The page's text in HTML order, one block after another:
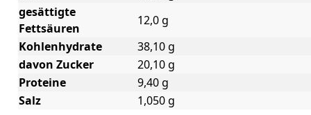
gesättigte
Fettsäuren
12,0 g
Kohlenhydrate
38,10 g
davon Zucker
20,10 g
Proteine
9,40 g
Salz
1,050 g